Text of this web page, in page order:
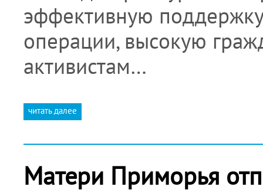
эффективную
операции, высокую
активистам…
читать далее
Матери Приморья